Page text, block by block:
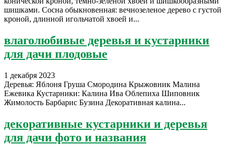
шишками. Сосна обыкновенная: вечнозеленое дерево с густой
кроной, длинной игольчатой хвоей и...
влаголюбивые деревья и кустарники
для дачи плодовые
1 декабря 2023
Деревья: Яблоня Груша Смородина Крыжовник Малина
Ежевика Кустарники: Калина Ива Облепиха Шиповник
Жимолость Барбарис Бузина Декоративная калина...
декоративные кустарники и деревья
для дачи фото и названия